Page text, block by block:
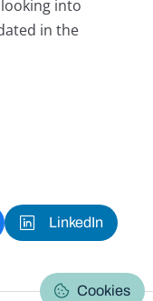
into
in the
LinkedIn
Cookies